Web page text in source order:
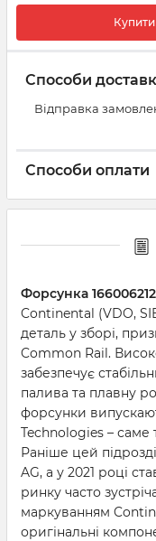
Купити
Способи
Відправка
Способи оплати
Форсунка
Continental (VDO,
деталь у зборі,
Common Rail.
забезпечує
палива та плавну
форсунки
Technologies – саме
Раніше цей
AG, а у 2021 році
ринку часто
маркуванням
оригінальні